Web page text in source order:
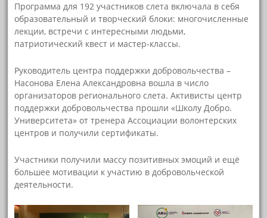
Программа для 192 участников слета включала в себя
образовательный и творческий блоки: многочисленные
лекции, встречи с интересными людьми,
патриотический квест и мастер-классы.
Руководитель центра поддержки добровольчества –
Насонова Елена Александровна вошла в число
организаторов регионального слета. Активисты центр
поддержки добровольчества прошли «Школу Добро.
Университета» от тренера Ассоциации волонтерских
центров и получили сертификаты.
Участники получили массу позитивных эмоций и ещё
большее мотивации к участию в добровольческой
деятельности.